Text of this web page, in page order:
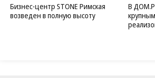
Бизнес-центр STONE Римская
возведен в полную высоту
В